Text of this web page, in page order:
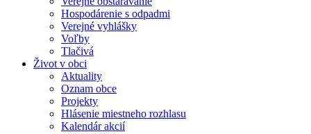
Hospodárenie s odpadmi
Verejné vyhlášky
Voľby
Tlačivá
Život v obci
Aktuality
Oznam obce
Projekty
Hlásenie miestneho rozhlasu
Kalendár akcií